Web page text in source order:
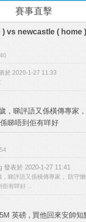
賽事直擊
) vs newcastle ( home )
於 2020-1-27 11:33
，睇評語又係橫傳專家
睇唔到佢有咩好
發表於 2020-1-27 11:41
，睇評語又係橫傳專家， 防守
佢有咩好 ...
英磅 , 買他回來安帥